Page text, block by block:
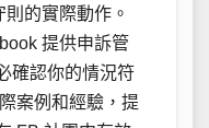
的實際動作。
提供申訴管
確認你的情況符
案例和經驗，提